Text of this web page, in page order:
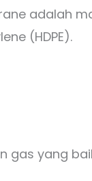
adalah
(HDPE).
gas yang